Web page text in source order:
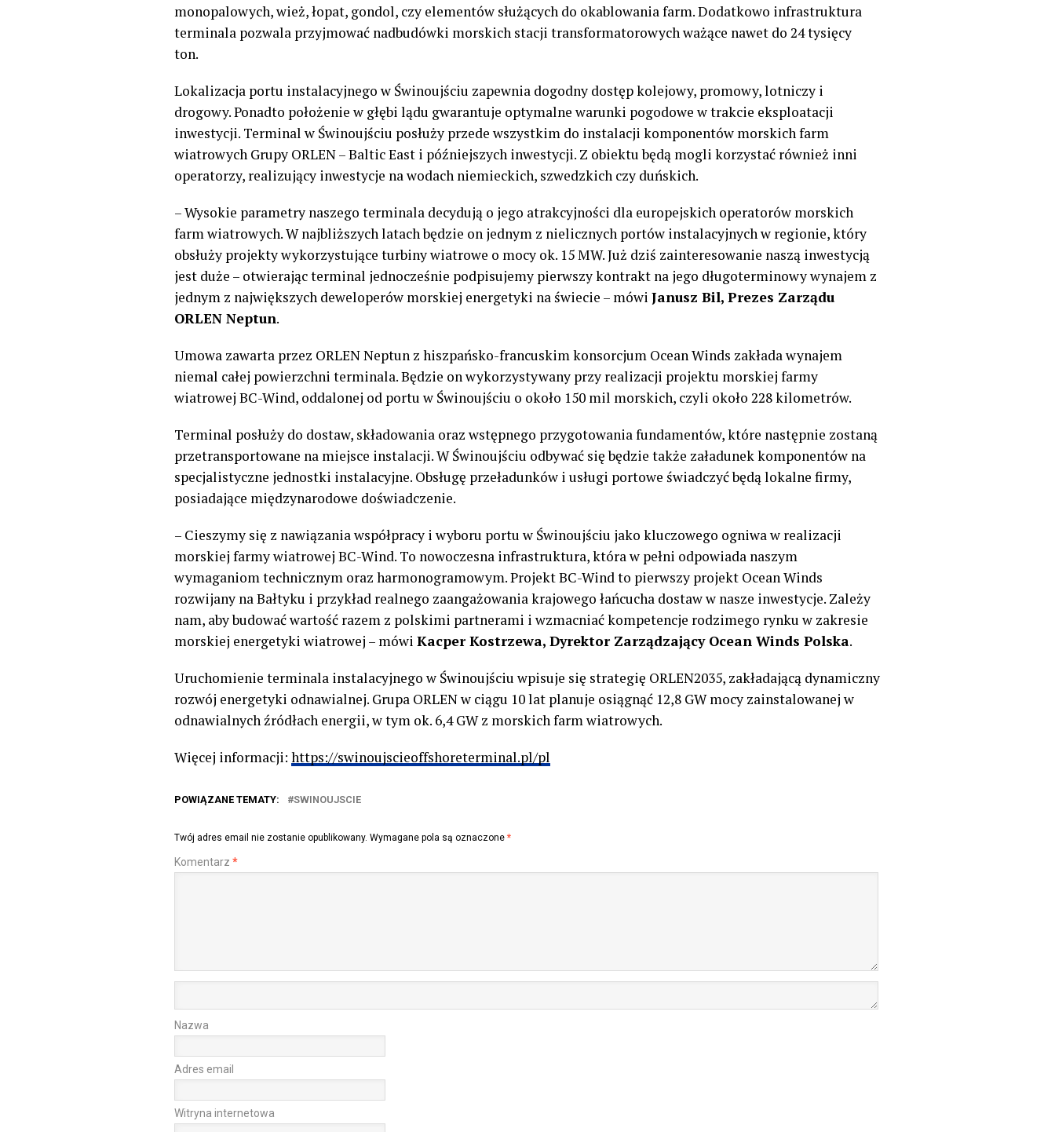
monopalowych, wież, łopat, gondol, czy elementów służących do okablowania farm. Dodatkowo infrastruktura
terminala pozwala przyjmować nadbudówki morskich stacji transformatorowych ważące nawet do 24 tysięcy
ton.
Lokalizacja portu instalacyjnego w Świnoujściu zapewnia dogodny dostęp kolejowy, promowy, lotniczy i
drogowy. Ponadto położenie w głębi lądu gwarantuje optymalne warunki pogodowe w trakcie eksploatacji
inwestycji. Terminal w Świnoujściu posłuży przede wszystkim do instalacji komponentów morskich farm
wiatrowych Grupy ORLEN – Baltic East i późniejszych inwestycji. Z obiektu będą mogli korzystać również inni
operatorzy, realizujący inwestycje na wodach niemieckich, szwedzkich czy duńskich.
– Wysokie parametry naszego terminala decydują o jego atrakcyjności dla europejskich operatorów morskich
farm wiatrowych. W najbliższych latach będzie on jednym z nielicznych portów instalacyjnych w regionie, który
obsłuży projekty wykorzystujące turbiny wiatrowe o mocy ok. 15 MW. Już dziś zainteresowanie naszą inwestycją
jest duże – otwierając terminal jednocześnie podpisujemy pierwszy kontrakt na jego długoterminowy wynajem z
jednym z największych deweloperów morskiej energetyki na świecie – mówi Janusz Bil, Prezes Zarządu
ORLEN Neptun.
Umowa zawarta przez ORLEN Neptun z hiszpańsko-francuskim konsorcjum Ocean Winds zakłada wynajem
niemal całej powierzchni terminala. Będzie on wykorzystywany przy realizacji projektu morskiej farmy
wiatrowej BC-Wind, oddalonej od portu w Świnoujściu o około 150 mil morskich, czyli około 228 kilometrów.
Terminal posłuży do dostaw, składowania oraz wstępnego przygotowania fundamentów, które następnie zostaną
przetransportowane na miejsce instalacji. W Świnoujściu odbywać się będzie także załadunek komponentów na
specjalistyczne jednostki instalacyjne. Obsługę przeładunków i usługi portowe świadczyć będą lokalne firmy,
posiadające międzynarodowe doświadczenie.
– Cieszymy się z nawiązania współpracy i wyboru portu w Świnoujściu jako kluczowego ogniwa w realizacji
morskiej farmy wiatrowej BC-Wind. To nowoczesna infrastruktura, która w pełni odpowiada naszym
wymaganiom technicznym oraz harmonogramowym. Projekt BC-Wind to pierwszy projekt Ocean Winds
rozwijany na Bałtyku i przykład realnego zaangażowania krajowego łańcucha dostaw w nasze inwestycje. Zależy
nam, aby budować wartość razem z polskimi partnerami i wzmacniać kompetencje rodzimego rynku w zakresie
morskiej energetyki wiatrowej – mówi Kacper Kostrzewa, Dyrektor Zarządzający Ocean Winds Polska.
Uruchomienie terminala instalacyjnego w Świnoujściu wpisuje się strategię ORLEN2035, zakładającą dynamiczny
rozwój energetyki odnawialnej. Grupa ORLEN w ciągu 10 lat planuje osiągnąć 12,8 GW mocy zainstalowanej w
odnawialnych źródłach energii, w tym ok. 6,4 GW z morskich farm wiatrowych.
Więcej informacji: https://swinoujscieoffshoreterminal.pl/pl
POWIĄZANE TEMATY: SWINOUJSCIE
Twój adres email nie zostanie opublikowany. Wymagane pola są oznaczone *
Komentarz *
Nazwa
Adres email
Witryna internetowa